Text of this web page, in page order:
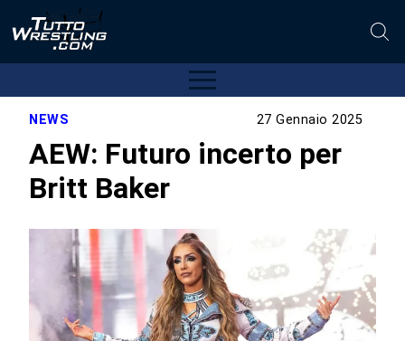
NEWS 27 Gennaio 2025
AEW: Futuro incerto per
Britt Baker